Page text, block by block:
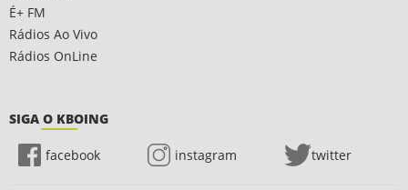
É+ FM
Rádios Ao Vivo
Rádios OnLine
SIGA O KBOING
facebook instagram twitter